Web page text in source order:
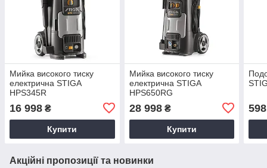
Мийка високого тиску
електрична STIGA
HPS345R
16 998 ₴
Купити
Мийка високого тиску
електрична STIGA
HPS650RG
28 998₴
Купити
598
Акційні пропозиції та новинки